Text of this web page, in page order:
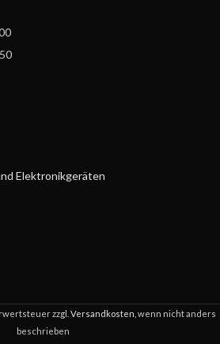
Elektronikgeräten
zzgl. Versandkosten , wenn nicht anders
beschrieben